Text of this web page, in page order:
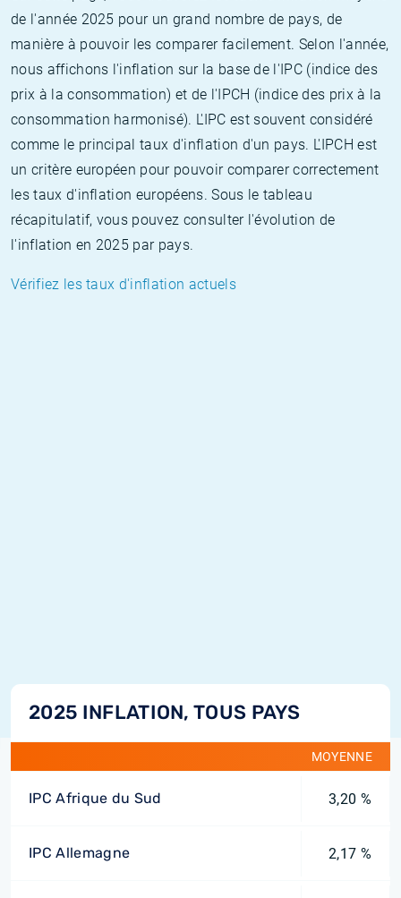
de l'année 2025 pour un grand nombre de pays, de
manière à pouvoir les comparer facilement. Selon l'année,
nous affichons l'inflation sur la base de l'IPC (indice des
prix à la consommation) et de l'IPCH (indice des prix à la
consommation harmonisé). L'IPC est souvent considéré
comme le principal taux d'inflation d'un pays. L'IPCH est
un critère européen pour pouvoir comparer correctement
les taux d'inflation européens. Sous le tableau
récapitulatif, vous pouvez consulter l'évolution de
l'inflation en 2025 par pays.
Vérifiez les taux d'inflation actuels
2025 INFLATION, TOUS PAYS
MOYENNE
IPC Afrique du Sud 3,20 %
IPC Allemagne 2,17 %